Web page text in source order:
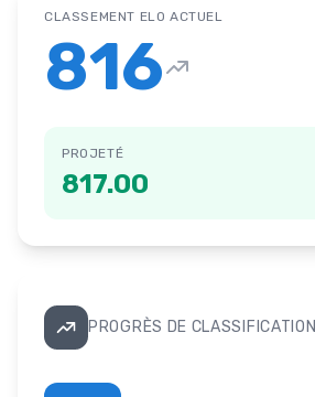
CLASSEMENT ELO ACTUEL
816
PROJETÉ
817.00
PROGRÈS DE CLASSIFICATION